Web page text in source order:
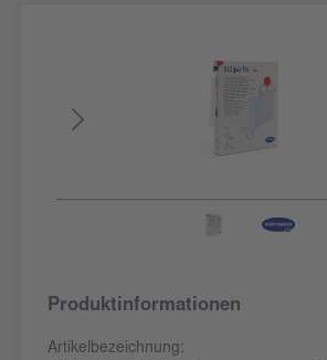
Produktinformationen
Artikelbezeichnung: